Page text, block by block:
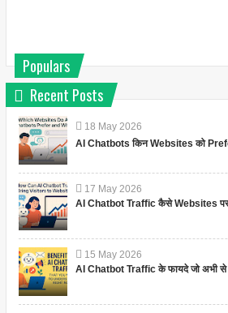
Populars
Recent Posts
18 May 2026
AI Chatbots किन Websites को
17 May 2026
AI Chatbot Traffic कैसे Websites
15 May 2026
AI Chatbot Traffic के फायदे जो अभी से